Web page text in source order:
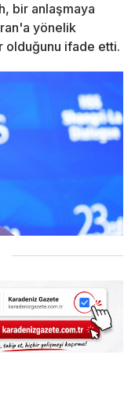
bir anlaşmaya
yönelik
olduğunu ifade etti.